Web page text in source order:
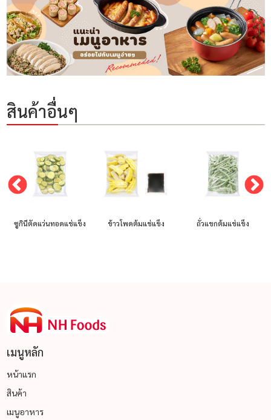
สินค้าอื่นๆ
ซูกินีตัดแว่นทอดแช่แข็ง ข้าวโพดต้มแช่แข็ง ถั่วแขกต้มแช่แข็ง
เมนูหลัก
หน้าแรก
สินค้า
เมนูอาหาร